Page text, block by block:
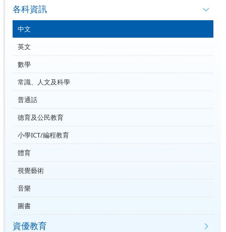
各科資訊
中文
英文
數學
常識、人文及科學
普通話
德育及公民教育
小學ICT/編程教育
體育
視覺藝術
音樂
圖書
資優教育